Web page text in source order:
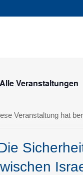
Veranstaltungen
Veranstaltung hat